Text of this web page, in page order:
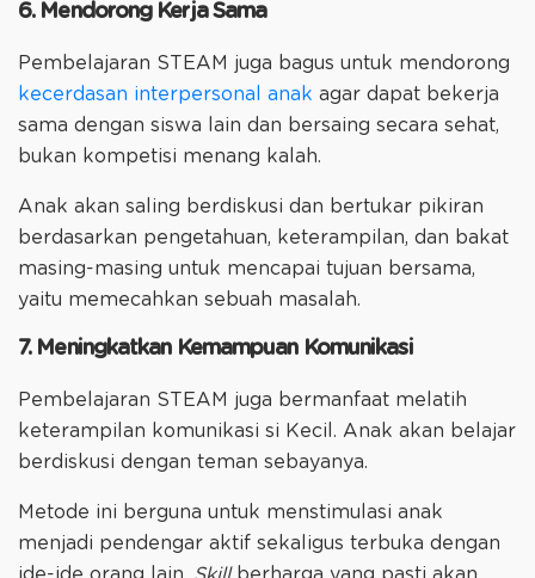
6. Mendorong Kerja Sama
Pembelajaran STEAM juga bagus untuk mendorong
kecerdasan interpersonal anak agar dapat bekerja
sama dengan siswa lain dan bersaing secara sehat,
bukan kompetisi menang kalah.
Anak akan saling berdiskusi dan bertukar pikiran
berdasarkan pengetahuan, keterampilan, dan bakat
masing-masing untuk mencapai tujuan bersama,
yaitu memecahkan sebuah masalah.
7. Meningkatkan Kemampuan Komunikasi
Pembelajaran STEAM juga bermanfaat melatih
keterampilan komunikasi si Kecil. Anak akan belajar
berdiskusi dengan teman sebayanya.
Metode ini berguna untuk menstimulasi anak
menjadi pendengar aktif sekaligus terbuka dengan